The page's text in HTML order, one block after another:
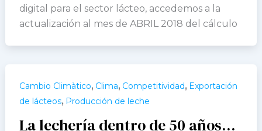
digital para el sector lácteo, accedemos a la
actualización al mes de ABRIL 2018 del cálculo
Cambio Climàtico, Clima, Competitividad, Exportación
de lácteos, Producción de leche
La lechería dentro de 50 años…